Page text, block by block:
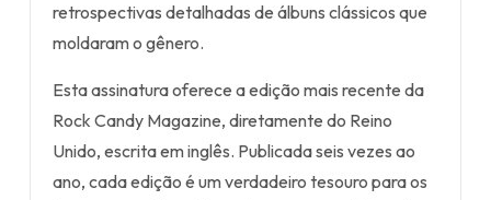
retrospectivas detalhadas de álbuns clássicos que
moldaram o gênero.
Esta assinatura oferece a edição mais recente da
Rock Candy Magazine, diretamente do Reino
Unido, escrita em inglês. Publicada seis vezes ao
ano, cada edição é um verdadeiro tesouro para os